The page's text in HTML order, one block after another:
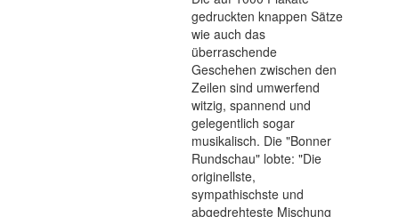
gedruckten knappen Sätze
wie auch das
überraschende
Geschehen zwischen den
Zeilen sind umwerfend
witzig, spannend und
gelegentlich sogar
musikalisch. Die "Bonner
Rundschau" lobte: "Die
originellste,
sympathischste und
abgedrehteste Mischung